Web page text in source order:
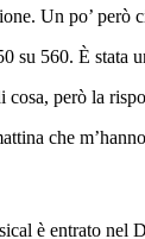
Un po’ però
su 560. È stata
però la
che
è entrato nel